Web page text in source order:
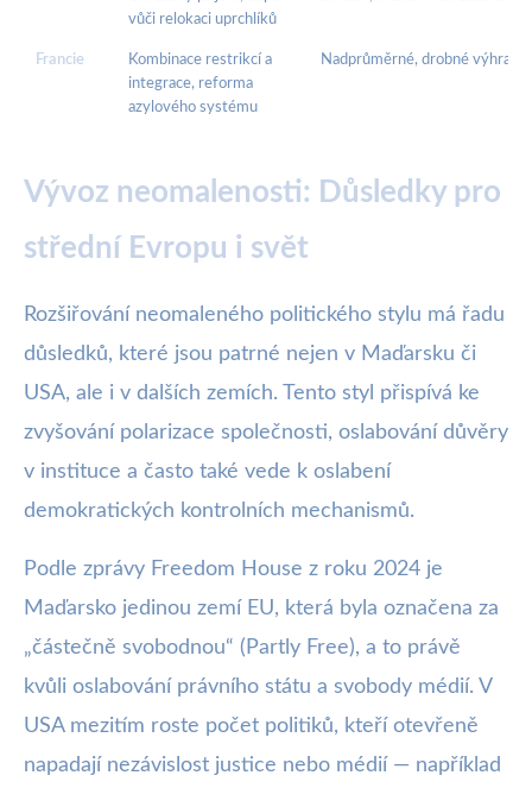
vůči relokaci uprchlíků
Francie
Kombinace restrikcí a
integrace, reforma
azylového systému
Nadprůměrné, drobné
Vývoz neomalenosti: Důsledky pro
střední Evropu i svět
Rozšiřování neomaleného politického stylu má řadu
důsledků, které jsou patrné nejen v Maďarsku či
USA, ale i v dalších zemích. Tento styl přispívá ke
zvyšování polarizace společnosti, oslabování důvěry
v instituce a často také vede k oslabení
demokratických kontrolních mechanismů.
Podle zprávy Freedom House z roku 2024 je
Maďarsko jedinou zemí EU, která byla označena za
„částečně svobodnou“ (Partly Free), a to právě
kvůli oslabování právního státu a svobody médií. V
USA mezitím roste počet politiků, kteří otevřeně
napadají nezávislost justice nebo médií — například